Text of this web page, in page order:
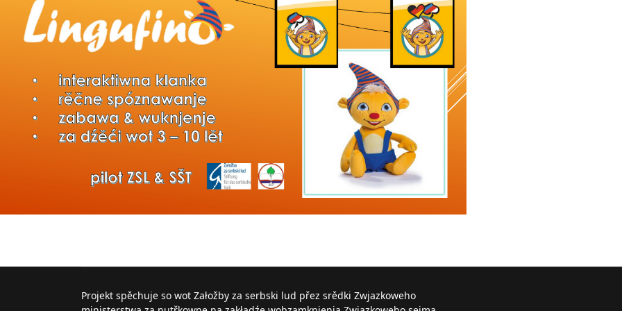
Projekt spěchuje so wot Załožby za serbski lud přez srědki Zwjazkoweho